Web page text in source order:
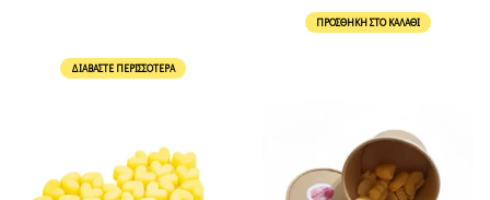
ΔΙΑΒΆΣΤΕ ΠΕΡΙΣΣΌΤΕΡΑ
ΠΡΟΣΘΉΚΗ ΣΤΟ ΚΑΛΆΘΙ